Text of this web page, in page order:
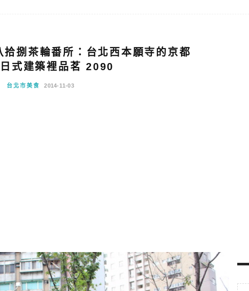
拾捌茶輪番所：台北西本願寺的京都
式建築裡品茗 2090
台北市美食 2014-11-03